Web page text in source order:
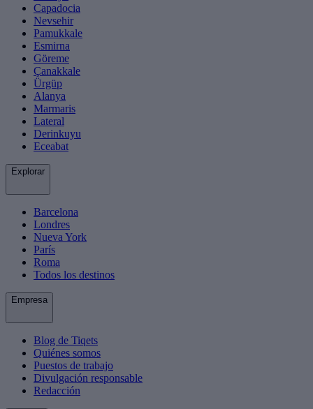
Capadocia
Nevsehir
Pamukkale
Esmirna
Göreme
Çanakkale
Ürgüp
Alanya
Marmaris
Lateral
Derinkuyu
Eceabat
Explorar
Barcelona
Londres
Nueva York
París
Roma
Todos los destinos
Empresa
Blog de Tiqets
Quiénes somos
Puestos de trabajo
Divulgación responsable
Redacción